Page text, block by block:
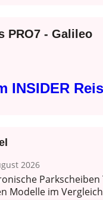
PRO7 - Galileo
INSIDER
2026
Parkscheiben
Modelle im Vergleich